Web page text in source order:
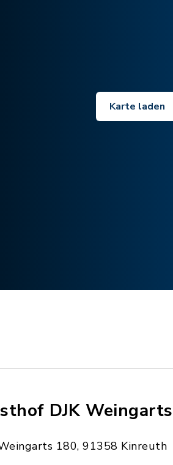
Karte laden
DJK Weingarts
180, 91358 Kinreuth